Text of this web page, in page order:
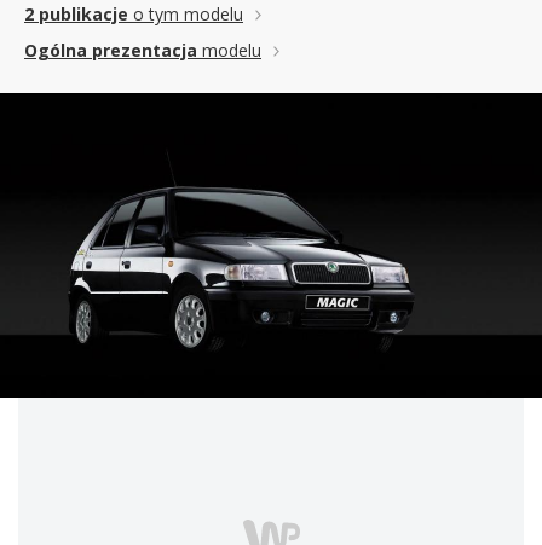
2 publikacje o tym modelu
Ogólna prezentacja modelu